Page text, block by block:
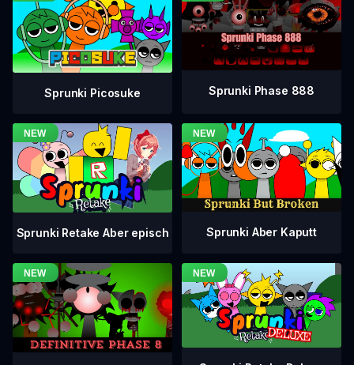
Sprunki Picosuke Sprunki Phase 888
Sprunki Retake Aber episch Sprunki Aber Kaputt